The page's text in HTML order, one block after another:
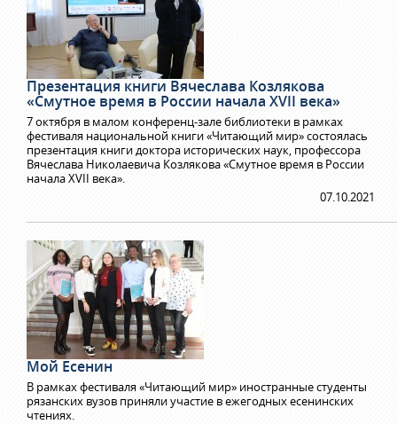
Презентация книги Вячеслава Козлякова
«Смутное время в России начала XVII века»
7 октября в малом конференц-зале библиотеки в рамках
фестиваля национальной книги «Читающий мир» состоялась
презентация книги доктора исторических наук, профессора
Вячеслава Николаевича Козлякова «Смутное время в России
начала XVII века».
07.10.2021
Мой Есенин
В рамках фестиваля «Читающий мир» иностранные студенты
рязанских вузов приняли участие в ежегодных есенинских
чтениях.